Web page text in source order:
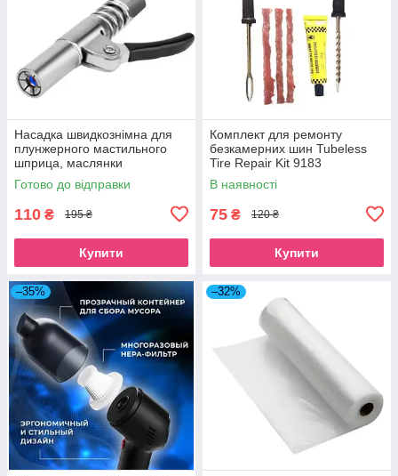
Насадка швидкознімна для
плунжерного мастильного
шприца, маслянки
Готово до відправки
110 ₴ 195 ₴
Купити
Комплект для ремонту
безкамерних шин Tubeless
Tire Repair Kit 9183
В наявності
75 ₴ 120 ₴
Купити
–35% –32%